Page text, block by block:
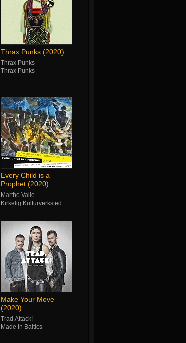
Thrax Punks (2020)
Thrax Punks
Thrax Punks
Every Child is a
Prophet (2020)
Marthe Valle
Kirkelig Kulturverksted
Make Your Move
(2020)
Trad.Attack!
Made In Baltics